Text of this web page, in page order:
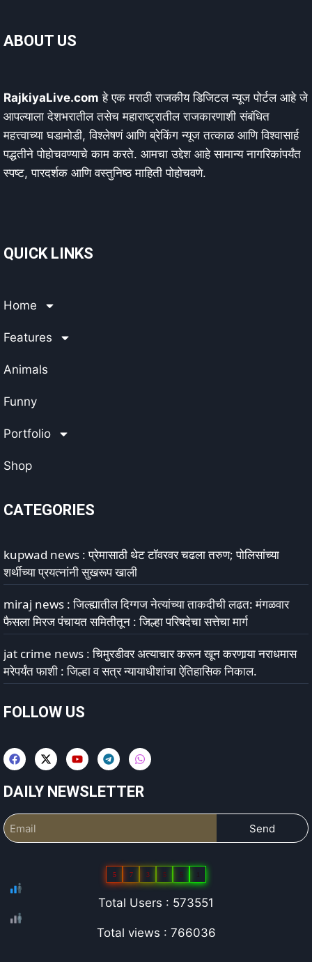
ABOUT US
RajkiyaLive.com हे एक मराठी राजकीय डिजिटल न्यूज पोर्टल आहे जे
आपल्याला देशभरातील तसेच महाराष्ट्रातील राजकारणाशी संबंधित
महत्त्वाच्या घडामोडी, विश्लेषणं आणि ब्रेकिंग न्यूज तत्काळ आणि विश्वासार्ह
पद्धतीने पोहोचवण्याचे काम करते. आमचा उद्देश आहे सामान्य नागरिकांपर्यंत
स्पष्ट, पारदर्शक आणि वस्तुनिष्ठ माहिती पोहोचवणे.
QUICK LINKS
Home
Features
Animals
Funny
Portfolio
Shop
CATEGORIES
kupwad news : प्रेमासाठी थेट टॉवरवर चढला तरुण; पोलिसांच्या
शर्थीच्या प्रयत्नांनी सुखरूप खाली
miraj news : जिल्ह्यातील दिग्गज नेत्यांच्या ताकदीची लढत: मंगळवार
फैसला मिरज पंचायत समितीतून : जिल्हा परिषदेचा सत्तेचा मार्ग
jat crime news : चिमुरडीवर अत्याचार करून खून करणार्‍या नराधमास
मरेपर्यंत फाशी : जिल्हा व सत्र न्यायाधीशांचा ऐतिहासिक निकाल.
FOLLOW US
DAILY NEWSLETTER
Send
5 7 3 5 5 1
Total Users : 573551
Total views : 766036